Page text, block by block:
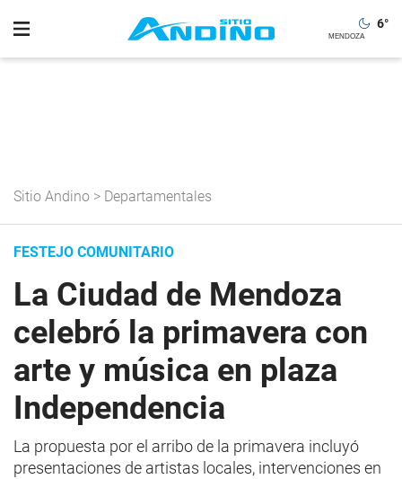
6°
Sitio Andino > Departamentales
FESTEJO COMUNITARIO
La Ciudad de Mendoza
celebró la primavera con
arte y música en plaza
Independencia
La propuesta por el arribo de la primavera incluyó
presentaciones de artistas locales, intervenciones en